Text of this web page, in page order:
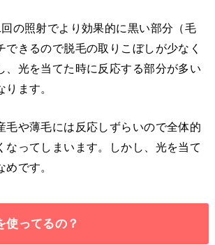
の照射でより効果的に黒い部分（毛
できるので脱毛の取りこぼしが少なく
、光を当てた時に反応する部分が多い
ます。
毛や薄毛には反応しずらいので全体的
なってしまいます。しかし、光を当て
です。
使ってるの？